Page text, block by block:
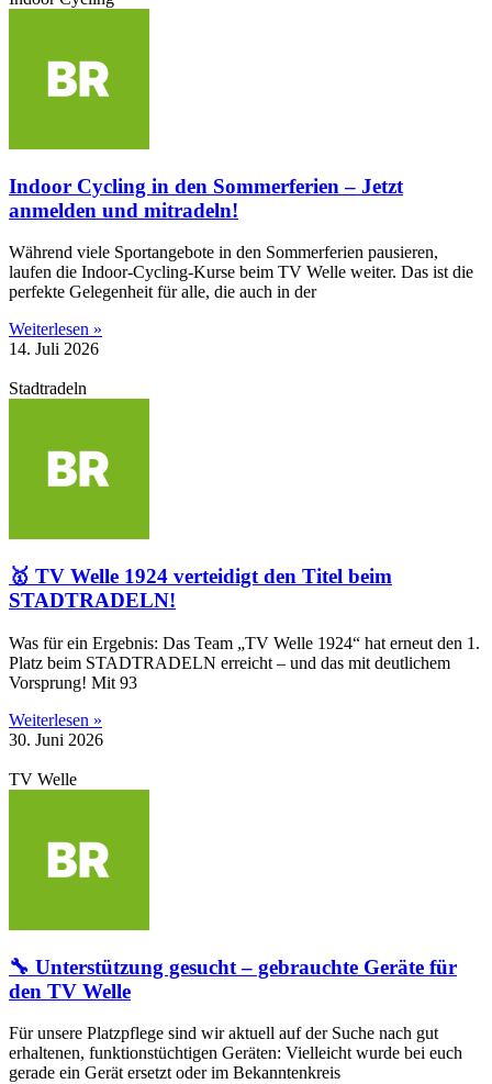
Indoor Cycling in den Sommerferien – Jetzt
anmelden und mitradeln!
Während viele Sportangebote in den Sommerferien pausieren,
laufen die Indoor-Cycling-Kurse beim TV Welle weiter. Das ist die
perfekte Gelegenheit für alle, die auch in der
Weiterlesen »
14. Juli 2026
Stadtradeln
🥇 TV Welle 1924 verteidigt den Titel beim
STADTRADELN!
Was für ein Ergebnis: Das Team „TV Welle 1924“ hat erneut den 1.
Platz beim STADTRADELN erreicht – und das mit deutlichem
Vorsprung! Mit 93
Weiterlesen »
30. Juni 2026
TV Welle
🔧 Unterstützung gesucht – gebrauchte Geräte für
den TV Welle
Für unsere Platzpflege sind wir aktuell auf der Suche nach gut
erhaltenen, funktionstüchtigen Geräten: Vielleicht wurde bei euch
gerade ein Gerät ersetzt oder im Bekanntenkreis